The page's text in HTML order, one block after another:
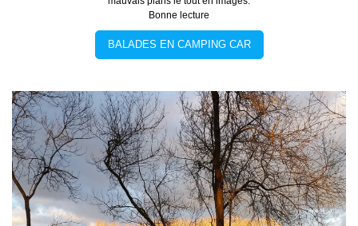
Bonne lecture
BALADES EN CAMPING CAR